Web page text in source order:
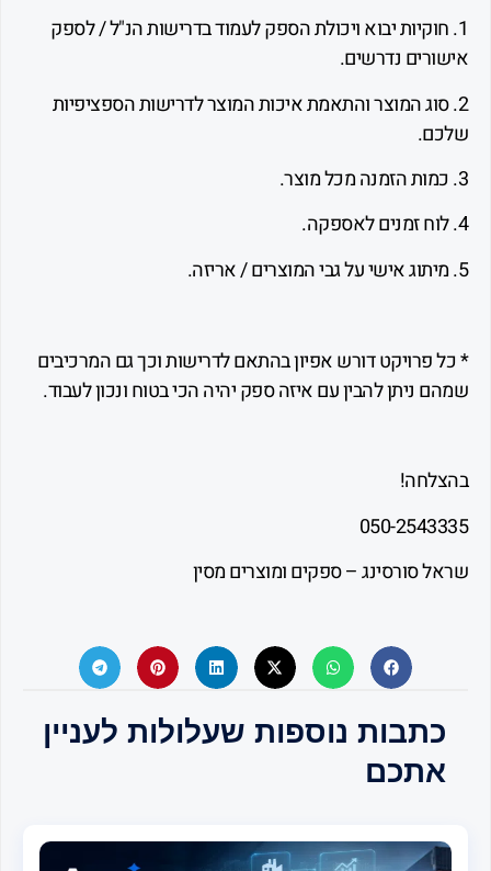
יבוא ויכולת הספק לעמוד בדרישות הנ"ל / לספק
נדרשים.
המוצר והתאמת איכות המוצר לדרישות הספציפיות
דורש אפיון בהתאם לדרישות וכך גם המרכיבים
ניתן להבין עם איזה ספק יהיה הכי בטוח ונכון לעבוד.
050-
סורסינג – ספקים ומוצרים מסין
נוספות שעלולות לעניין